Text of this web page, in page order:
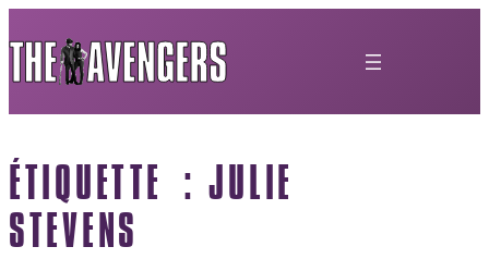
ÉTIQUETTE : JULIE
STEVENS